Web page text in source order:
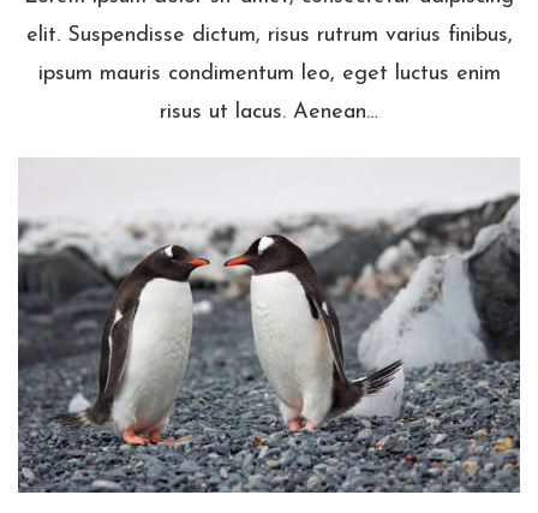
elit. Suspendisse dictum, risus rutrum varius finibus,
ipsum mauris condimentum leo, eget luctus enim
risus ut lacus. Aenean…
Nieuwsbericht titel